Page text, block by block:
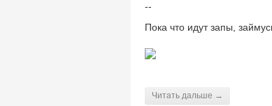
--
Пока что идут запы,
Читать дальше →